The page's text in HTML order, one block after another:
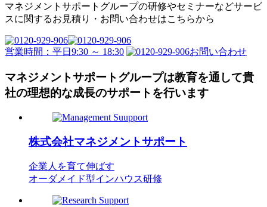
マネジメントサポートグループの研修やセミナーなどサービ
スに関するお見積り・ お問い合わせはこちらから
営業時間：平日9:30 ～ 18:30 お問い合わせ
マネジメントサポートグループは教育を通して貴
社の理想的な成長のサポートを行います
株式会社マネジメントサポート
企業人を育て伸ばす
オーダメイド型インハウス研修